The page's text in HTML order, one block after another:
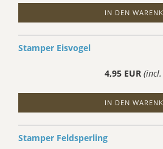
IN DEN
Stamper Eisvogel
4,95 EUR (incl.
IN DEN
Stamper Feldsperling